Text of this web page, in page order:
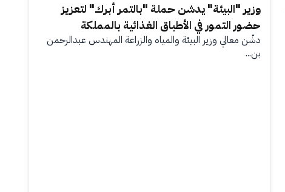
وزير "البيئة" يدشن حملة "بالتمر أبرك" لتعزيز
حضور التمور في الأطباق الغذائية بالمملكة
دشّن معالي وزير البيئة والمياه والزراعة المهندس عبدالرحمن
بن...